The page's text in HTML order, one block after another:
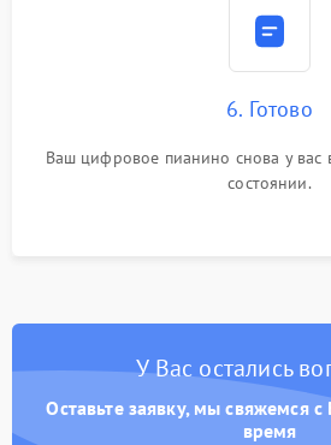
6. Готово
Ваш цифровое пианино снова у вас
состоянии.
У Вас остались
Оставьте заявку, мы свяжемся
время